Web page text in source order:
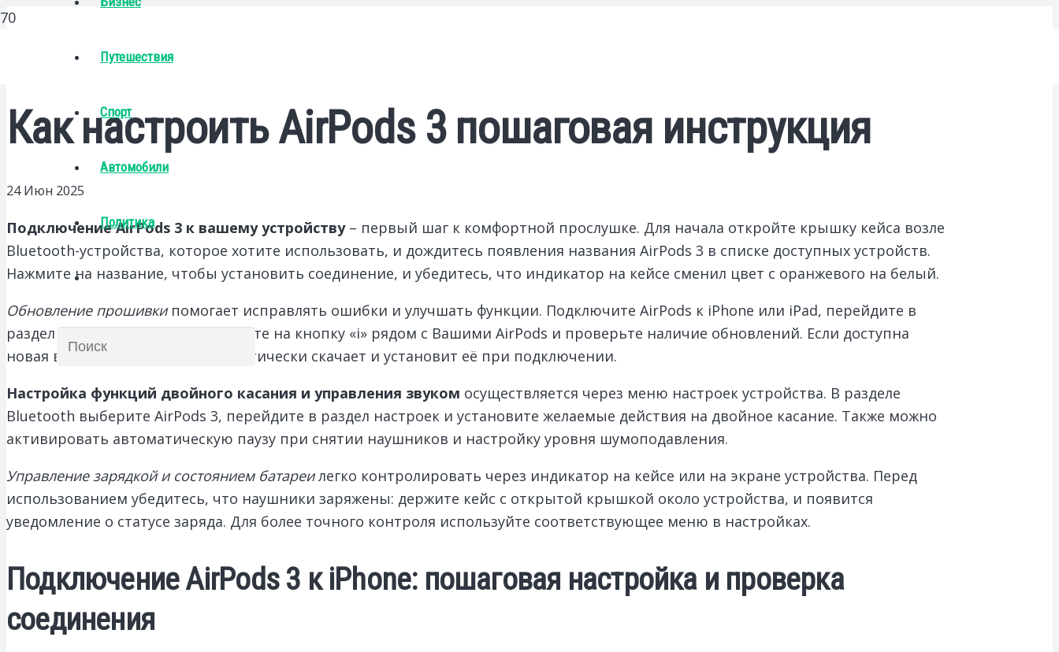
Путешествия
Спорт
Автомобили
Политика
Как настроить AirPods 3 пошаговая инструкция
24 Июн 2025
Подключение AirPods 3 к вашему устройству– первый шаг к комфортной прослушке. Для начала откройте крышку кейса возле
Bluetooth-устройства, которое хотите использовать, и дождитесь появления названия AirPods 3 в списке доступных устройств.
Нажмите на название, чтобы установить соединение, и убедитесь, что индикатор на кейсе сменил цвет с оранжевого на белый.
Обновление прошивкипомогает исправлять ошибки и улучшать функции. Подключите AirPods к iPhone или iPad, перейдите в
раздел настроек Bluetooth, нажмите на кнопку «i» рядом с Вашими AirPods и проверьте наличие обновлений. Если доступна
новая версия, устройство автоматически скачает и установит её при подключении.
Настройка функций двойного касания и управления звуком осуществляется через меню настроек устройства. В разделе
Bluetooth выберите AirPods 3, перейдите в раздел настроек и установите желаемые действия на двойное касание. Также можно
активировать автоматическую паузу при снятии наушников и настройку уровня шумоподавления.
Управление зарядкой и состоянием батареилегко контролировать через индикатор на кейсе или на экране устройства. Перед
использованием убедитесь, что наушники заряжены: держите кейс с открытой крышкой около устройства, и появится
уведомление о статусе заряда. Для более точного контроля используйте соответствующее меню в настройках.
Подключение AirPods 3 к iPhone: пошаговая настройка и проверка
соединения